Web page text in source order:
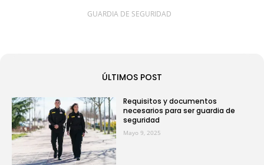
GUARDIA DE SEGURIDAD
ÚLTIMOS POST
Requisitos y documentos
necesarios para ser guardia de
seguridad
Mayo 9, 2025